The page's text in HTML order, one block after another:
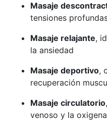
Masaje
tensiones
Masaje relajante,
la ansiedad
Masaje deportivo,
recuperación
Masaje circulatorio
venoso y la